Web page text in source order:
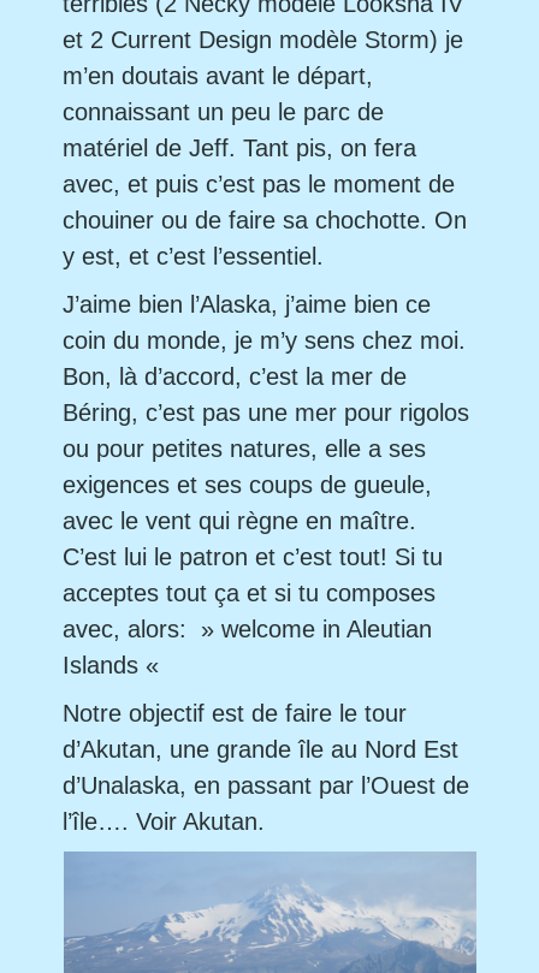
et 2 Current Design modèle Storm) je
m’en doutais avant le départ,
connaissant un peu le parc de
matériel de Jeff. Tant pis, on fera
avec, et puis c’est pas le moment de
chouiner ou de faire sa chochotte. On
y est, et c’est l’essentiel.
J’aime bien l’Alaska, j’aime bien ce
coin du monde, je m’y sens chez moi.
Bon, là d’accord, c’est la mer de
Béring, c’est pas une mer pour rigolos
ou pour petites natures, elle a ses
exigences et ses coups de gueule,
avec le vent qui règne en maître.
C’est lui le patron et c’est tout! Si tu
acceptes tout ça et si tu composes
avec, alors: » welcome in Aleutian
Islands «
Notre objectif est de faire le tour
d’Akutan, une grande île au Nord Est
d’Unalaska, en passant par l’Ouest de
l’île…. Voir Akutan.